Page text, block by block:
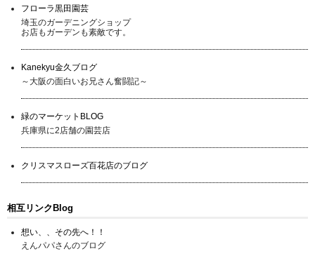
フローラ黒田園芸
埼玉のガーデニングショップ
お店もガーデンも素敵です。
Kanekyu金久ブログ
～大阪の面白いお兄さん奮闘記～
緑のマーケットBLOG
兵庫県に2店舗の園芸店
クリスマスローズ百花店のブログ
相互リンクBlog
想い、、その先へ！！
えんパパさんのブログ